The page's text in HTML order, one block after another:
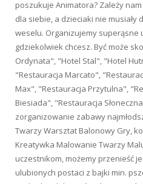
poszukuje Animatora? Zależy
dla siebie, a dzieciaki nie musiały
weselu. Organizujemy superąsne
gdziekolwiek chcesz. Być może
Ordynata", "Hotel Stal", "Hotel
"Restauracja Marcato",
Max", "Restauracja Przytulna",
Biesiada", "Restauracja
zorganizowanie zabawy
Twarzy Warsztat Balonowy Gry,
Kreatywka Malowanie Twarzy
uczestnikom, możemy przenieść
ulubionych postaci z bajki min.